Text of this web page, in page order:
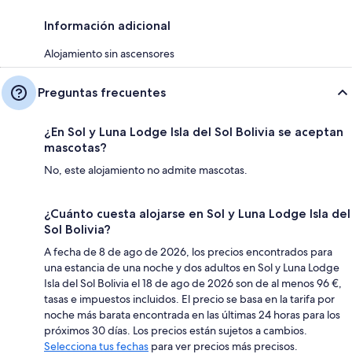
Información adicional
Alojamiento sin ascensores
Preguntas frecuentes
¿En Sol y Luna Lodge Isla del Sol Bolivia se aceptan
mascotas?
No, este alojamiento no admite mascotas.
¿Cuánto cuesta alojarse en Sol y Luna Lodge Isla del
Sol Bolivia?
A fecha de 8 de ago de 2026, los precios encontrados para
una estancia de una noche y dos adultos en Sol y Luna Lodge
Isla del Sol Bolivia el 18 de ago de 2026 son de al menos 96 €,
tasas e impuestos incluidos. El precio se basa en la tarifa por
noche más barata encontrada en las últimas 24 horas para los
próximos 30 días. Los precios están sujetos a cambios.
Selecciona tus fechas para ver precios más precisos.